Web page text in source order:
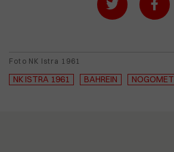
Foto NK Istra 1961
NK ISTRA 1961 BAHREIN NOGOMET